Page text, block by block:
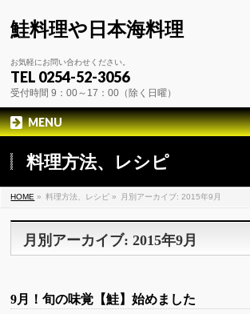
鮭料理や日本海料理
お気軽にお問い合わせください。
TEL 0254-52-3056
受付時間 9：00～17：00（除く日曜）
MENU
料理方法、レシピ
HOME » 料理方法、レシピ » 月別アーカイブ: 2015年9月
月別アーカイブ: 2015年9月
9月！旬の味覚【鮭】始めました